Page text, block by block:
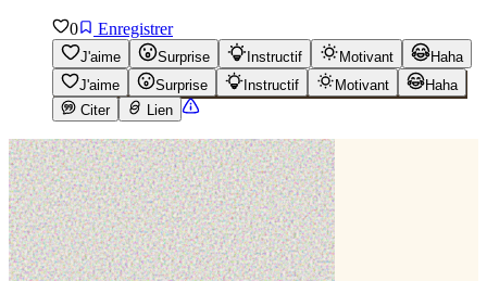
0 Enregistrer
J'aime Surprise Instructif Motivant
Haha
J'aime
Surprise Instructif Motivant
Haha
Citer
Lien